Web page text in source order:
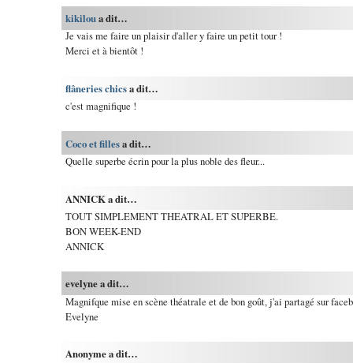
kikiloua dit…
Je vais me faire un plaisir d'aller y faire un petit tour !
Merci et à bientôt !
flâneries chicsa dit…
c'est magnifique !
Coco et fillesa dit…
Quelle superbe écrin pour la plus noble des fleur...
ANNICK a dit…
TOUT SIMPLEMENT THEATRAL ET SUPERBE.
BON WEEK-END
ANNICK
evelyne a dit…
Magnifque mise en scène théatrale et de bon goût, j'ai partagé sur
Evelyne
Anonyme a dit…